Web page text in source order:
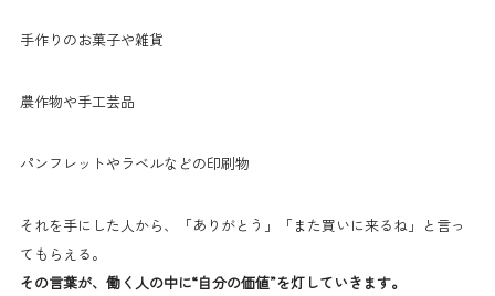
手作りのお菓子や雑貨
農作物や手工芸品
パンフレットやラベルなどの印刷物
それを手にした人から、「ありがとう」「また買いに来るね」と言っ
てもらえる。
その言葉が、働く人の中に“自分の価値”を灯していきます。